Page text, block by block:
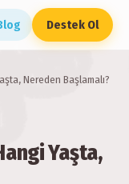
Destek Ol
Nereden Başlamalı?
Yaşta,